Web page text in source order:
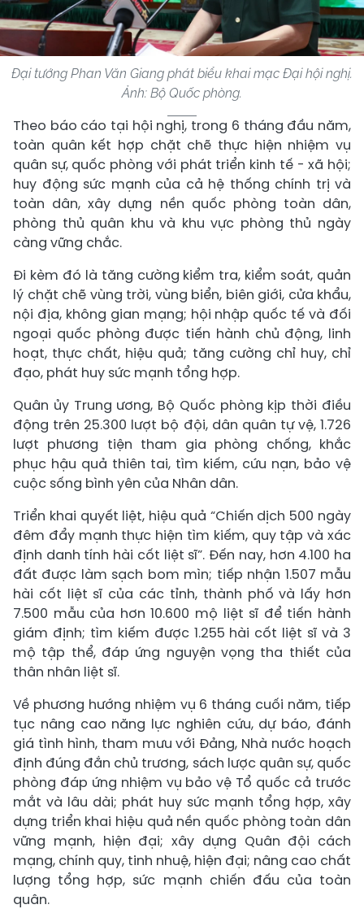
Đại tướng Phan Văn Giang phát biểu khai mạc Đại hội nghị.
Ảnh: Bộ Quốc phòng.
Theo báo cáo tại hội nghị, trong 6 tháng đầu năm,
toàn quân kết hợp chặt chẽ thực hiện nhiệm vụ
quân sự, quốc phòng với phát triển kinh tế - xã hội;
huy động sức mạnh của cả hệ thống chính trị và
toàn dân, xây dựng nền quốc phòng toàn dân,
phòng thủ quân khu và khu vực phòng thủ ngày
càng vững chắc.
Đi kèm đó là tăng cường kiểm tra, kiểm soát, quản
lý chặt chẽ vùng trời, vùng biển, biên giới, cửa khẩu,
nội địa, không gian mạng; hội nhập quốc tế và đối
ngoại quốc phòng được tiến hành chủ động, linh
hoạt, thực chất, hiệu quả; tăng cường chỉ huy, chỉ
đạo, phát huy sức mạnh tổng hợp.
Quân ủy Trung ương, Bộ Quốc phòng kịp thời điều
động trên 25.300 lượt bộ đội, dân quân tự vệ, 1.726
lượt phương tiện tham gia phòng chống, khắc
phục hậu quả thiên tai, tìm kiếm, cứu nạn, bảo vệ
cuộc sống bình yên của Nhân dân.
Triển khai quyết liệt, hiệu quả “Chiến dịch 500 ngày
đêm đẩy mạnh thực hiện tìm kiếm, quy tập và xác
định danh tính hài cốt liệt sĩ”. Đến nay, hơn 4.100 ha
đất được làm sạch bom mìn; tiếp nhận 1.507 mẫu
hài cốt liệt sĩ của các tỉnh, thành phố và lấy hơn
7.500 mẫu của hơn 10.600 mộ liệt sĩ để tiến hành
giám định; tìm kiếm được 1.255 hài cốt liệt sĩ và 3
mộ tập thể, đáp ứng nguyện vọng tha thiết của
thân nhân liệt sĩ.
Về phương hướng nhiệm vụ 6 tháng cuối năm, tiếp
tục nâng cao năng lực nghiên cứu, dự báo, đánh
giá tình hình, tham mưu với Đảng, Nhà nước hoạch
định đúng đắn chủ trương, sách lược quân sự, quốc
phòng đáp ứng nhiệm vụ bảo vệ Tổ quốc cả trước
mắt và lâu dài; phát huy sức mạnh tổng hợp, xây
dựng triển khai hiệu quả nền quốc phòng toàn dân
vững mạnh, hiện đại; xây dựng Quân đội cách
mạng, chính quy, tinh nhuệ, hiện đại; nâng cao chất
lượng tổng hợp, sức mạnh chiến đấu của toàn
quân.